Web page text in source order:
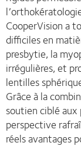
CooperVision a
difficiles en
presbytie, la
irrégulières, et
lentilles
Grâce à la
soutien ciblé
perspective
réels avantages